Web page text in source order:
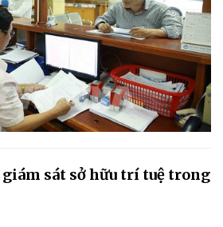
giám sát sở hữu trí tuệ trong